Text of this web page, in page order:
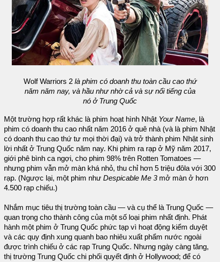
Wolf Warriors 2 là phim có doanh thu toàn cầu cao thứ
năm năm nay, và hầu như nhờ cả và sự nổi tiếng của
nó ở Trung Quốc
Một trường hợp rất khác là phim hoạt hình Nhật Your Name, là
phim có doanh thu cao nhất năm 2016 ở quê nhà (và là phim Nhật
có doanh thu cao thứ tư mọi thời đại) và trở thành phim Nhật sinh
lời nhất ở Trung Quốc năm nay. Khi phim ra rạp ở Mỹ năm 2017,
giới phê bình ca ngợi, cho phim 98% trên Rotten Tomatoes —
nhưng phim vẫn mở màn khá nhỏ, thu chỉ hơn 5 triệu đôla với 300
rạp. (Ngược lại, một phim như Despicable Me 3mở màn ở hơn
4.500 rạp chiếu.)
Nhắm mục tiêu thị trường toàn cầu — và cụ thể là Trung Quốc —
quan trọng cho thành công của một số loại phim nhất định. Phát
hành một phim ở Trung Quốc phức tạp vì hoạt động kiểm duyệt
và các quy định xung quanh bao nhiêu xuất phẩm nước ngoài
được trình chiếu ở các rạp Trung Quốc. Nhưng ngày càng tăng,
thị trường Trung Quốc chi phối quyết định ở Hollywood; để có